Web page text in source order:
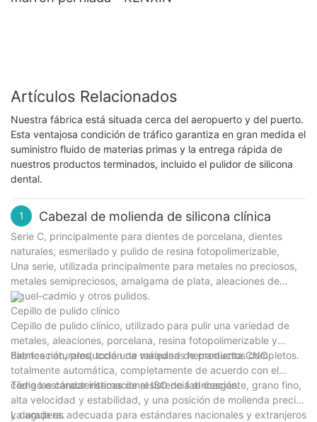
Artículos Relacionados
Nuestra fábrica está situada cerca del aeropuerto y del puerto.
Esta ventajosa condición de tráfico garantiza en gran medida el
suministro fluido de materias primas y la entrega rápida de
nuestros productos terminados, incluido el pulidor de silicona
dental.
1 Cabezal de molienda de silicona clínica
Serie C, principalmente para dientes de porcelana, dientes
naturales, esmerilado y pulido de resina fotopolimerizable,
Una serie, utilizada principalmente para metales no preciosos,
metales semipreciosos, amalgama de plata, aleaciones de
níquel-cadmio y otros pulidos.
Cepillo de pulido clínico
Cepillo de pulido clínico, utilizado para pulir una variedad de
metales, aleaciones, porcelana, resina fotopolimerizable y
dientes naturales, toda una variedad de productos completos.
Fabricación, producción de máquinas herramienta CNC
totalmente automática, completamente de acuerdo con el
código estándar internacional ISO de fabricación.
Tiene las características de resistencia al desgaste, grano fino,
alta velocidad y estabilidad, y una posición de molienda precisa
y duradera.
La aguja es adecuada para estándares nacionales y extranjeros